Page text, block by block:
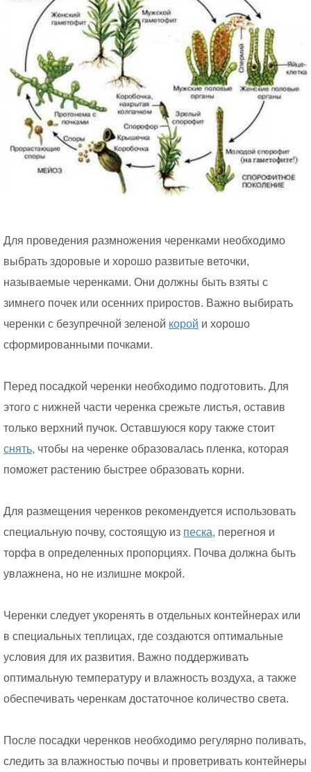
Для проведения размножения черенками необходимо
выбрать здоровые и хорошо развитые веточки,
называемые черенками. Они должны быть взяты с
зимнего почек или осенних приростов. Важно выбирать
черенки с безупречной зеленой корой и хорошо
сформированными почками.
Перед посадкой черенки необходимо подготовить. Для
этого с нижней части черенка срежьте листья, оставив
только верхний пучок. Оставшуюся кору также стоит
снять, чтобы на черенке образовалась пленка, которая
поможет растению быстрее образовать корни.
Для размещения черенков рекомендуется использовать
специальную почву, состоящую из песка, перегноя и
торфа в определенных пропорциях. Почва должна быть
увлажнена, но не излишне мокрой.
Черенки следует укоренять в отдельных контейнерах или
в специальных теплицах, где создаются оптимальные
условия для их развития. Важно поддерживать
оптимальную температуру и влажность воздуха, а также
обеспечивать черенкам достаточное количество света.
После посадки черенков необходимо регулярно поливать,
следить за влажностью почвы и проветривать контейнеры